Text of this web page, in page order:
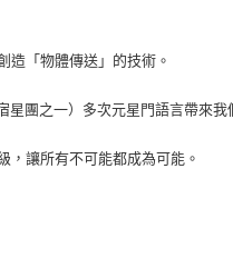
造「物體傳送」的技術。
團之一）多次元星門語言帶來我
，讓所有不可能都成為可能。